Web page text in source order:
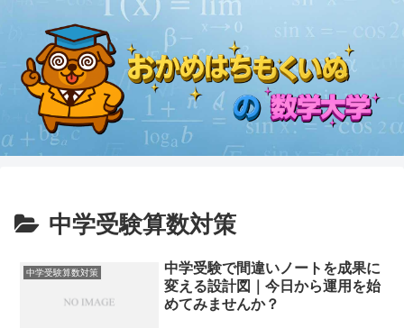
中学受験算数対策
中学受験算数対策
中学受験で間違いノートを成果に
変える設計図｜今日から運用を始
めてみませんか？